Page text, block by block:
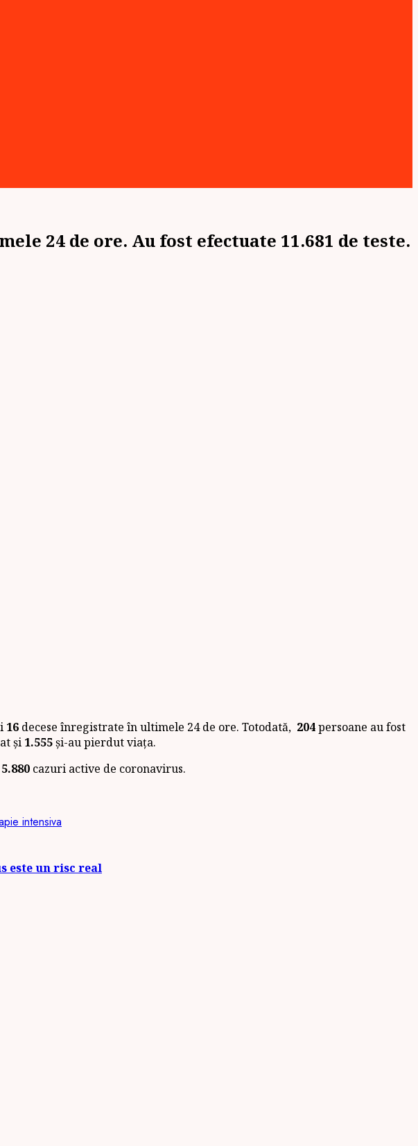
24 de ore. Au fost efectuate 11.681 de teste.
16 decese înregistrate în ultimele 24 de ore. Totodată, 204persoane au fost
și 1.555și-au pierdut viața.
5.880 cazuri active de coronavirus.
intensiva
este un risc real